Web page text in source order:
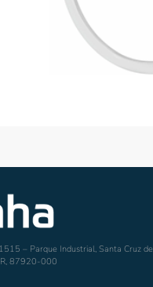
– Parque Industrial, Santa Cruz de
87920-000